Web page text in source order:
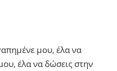
μου, έλα να
έλα να δώσεις στην